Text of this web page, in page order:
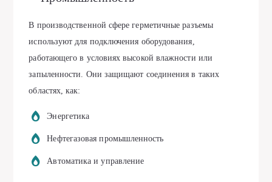
В производственной сфере герметичные разъемы
используют для подключения оборудования,
работающего в условиях высокой влажности или
запыленности. Они защищают соединения в таких
областях, как:
Энергетика
Нефтегазовая промышленность
Автоматика и управление